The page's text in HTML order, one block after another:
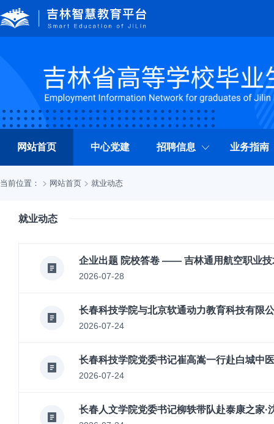
网站首页 中心党建 招聘信息 业务指南
当前位置： 网站首页 就业动态
就业动态
企业出题 院校答卷 —— 吉林通用航空职业技
2026-07-28
长春科技学院与北京软通动力教育科技有限
2026-07-24
长春科技学院党委书记崔高嵩一行赴白城中
2026-07-24
长春人文学院党委书记柳轶带队赴泰康之家·